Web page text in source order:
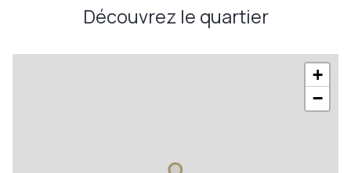
Découvrez le quartier
+
−